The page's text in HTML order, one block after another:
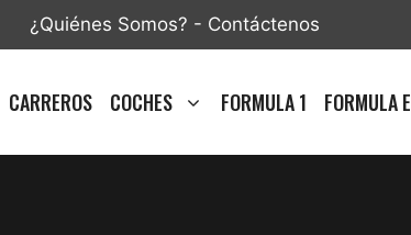
¿Quiénes Somos? - Contáctenos
CARREROS COCHES FORMULA 1 FORMULA E